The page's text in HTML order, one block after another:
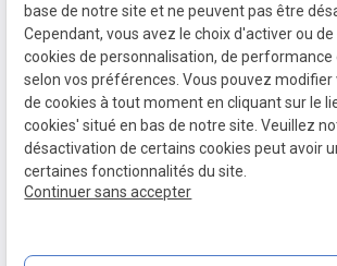
Mentions
légales
Politique de
confidentialité
des
Siret :
base de notre site et ne peuvent pas être
Cependant, vous avez le choix d'activer ou
cookies de personnalisation, de
selon vos préférences. Vous pouvez
de cookies à tout moment en cliquant sur le
cookies' situé en bas de notre site. Veuillez
désactivation de certains cookies peut avoir
certaines fonctionnalités du site.
Continuer sans accepter